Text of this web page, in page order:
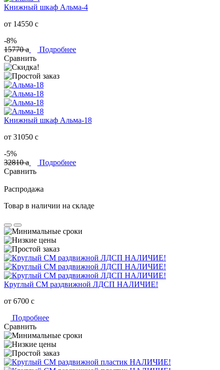
Книжный шкаф Альма-4
от 14550 c
-8%
15770a
Подробнее
Сравнить
Книжный шкаф Альма-18
от 31050 c
-5%
32810a
Подробнее
Сравнить
Распродажа
Товар в наличии на складе
Круглый СМ раздвижной ЛДСП НАЛИЧИЕ!
от 6700 c
Подробнее
Сравнить